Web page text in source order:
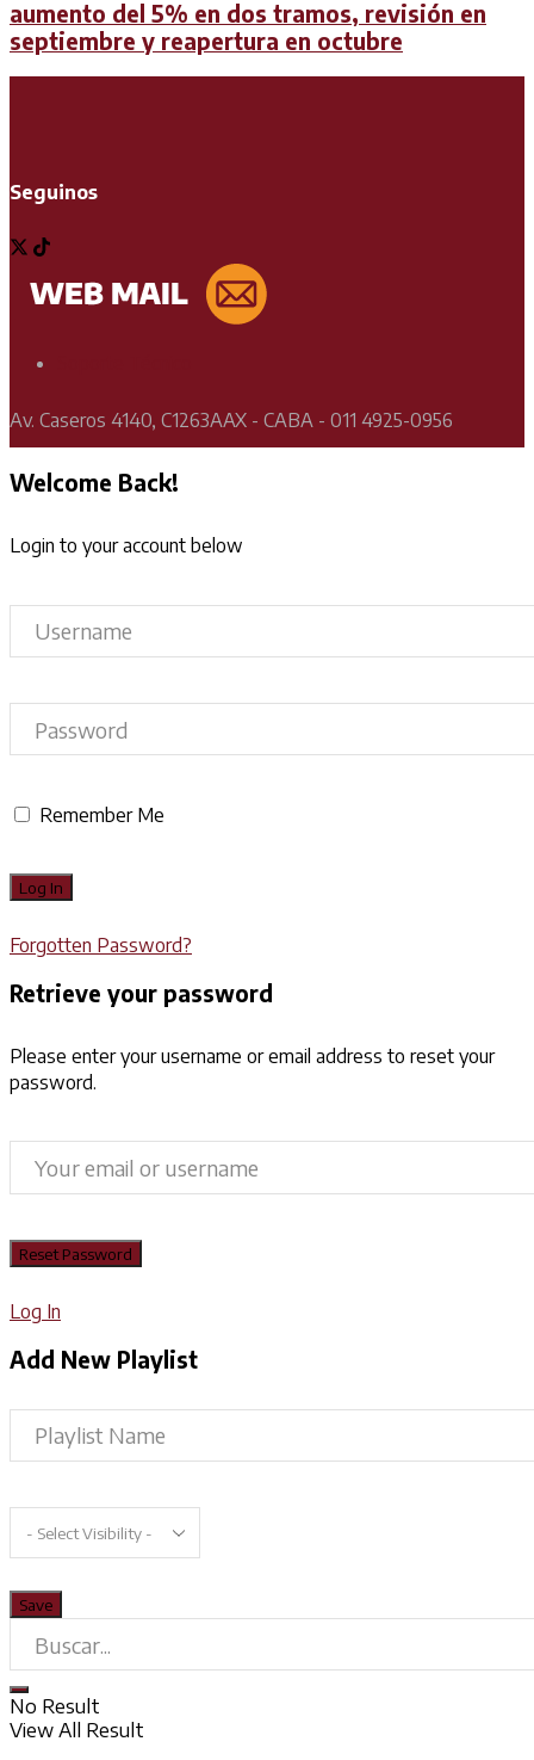
aumento del 5% en dos tramos, revisión en
septiembre y reapertura en octubre
Seguinos
Av. Caseros 4140, C1263AAX - CABA - 011 4925-0956
Welcome Back!
Login to your account below
Remember Me
Forgotten Password?
Retrieve your password
Please enter your username or email address to reset your
password.
Log In
Add New Playlist
No Result
View All Result